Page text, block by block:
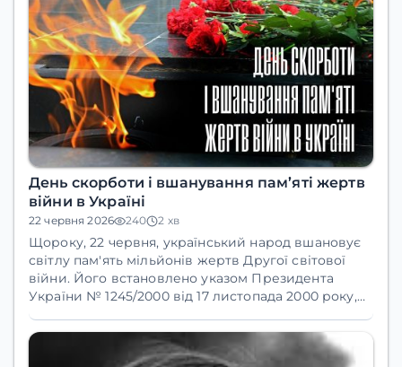
День скорботи і вшанування пам’яті жертв
війни в Україні
22 червня 2026 240 2 хв
Щороку, 22 червня, український народ вшановує
світлу пам'ять мільйонів жертв Другої світової
війни. Його встановлено указом Президента
України № 1245/2000 від 17 листопада 2000 року,
мільйонів українців, чиї життя було знищено або
скалічено внаслідок Другої світової війни.